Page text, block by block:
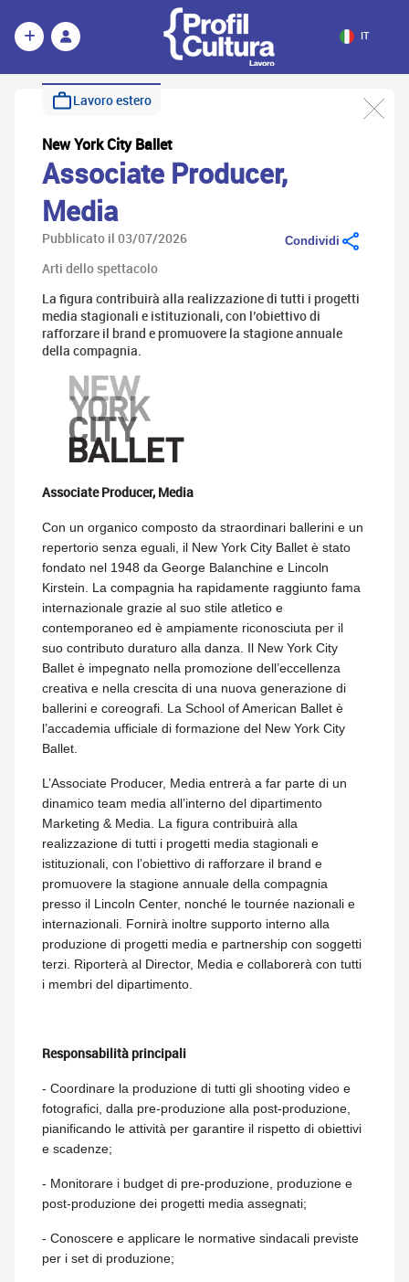
IT
Lavoro estero
New York City Ballet
Associate Producer,
Media
Pubblicato il 03/07/2026
Arti dello spettacolo
Condividi
La figura contribuirà alla realizzazione di tutti i progetti
media stagionali e istituzionali, con l’obiettivo di
rafforzare il brand e promuovere la stagione annuale
della compagnia.
Associate Producer, Media
Con un organico composto da straordinari ballerini e un
repertorio senza eguali, il New York City Ballet è stato
fondato nel 1948 da George Balanchine e Lincoln
Kirstein. La compagnia ha rapidamente raggiunto fama
internazionale grazie al suo stile atletico e
contemporaneo ed è ampiamente riconosciuta per il
suo contributo duraturo alla danza. Il New York City
Ballet è impegnato nella promozione dell’eccellenza
creativa e nella crescita di una nuova generazione di
ballerini e coreografi. La School of American Ballet è
l’accademia ufficiale di formazione del New York City
Ballet.
L’Associate Producer, Media entrerà a far parte di un
dinamico team media all’interno del dipartimento
Marketing & Media. La figura contribuirà alla
realizzazione di tutti i progetti media stagionali e
istituzionali, con l’obiettivo di rafforzare il brand e
promuovere la stagione annuale della compagnia
presso il Lincoln Center, nonché le tournée nazionali e
internazionali. Fornirà inoltre supporto interno alla
produzione di progetti media e partnership con soggetti
terzi. Riporterà al Director, Media e collaborerà con tutti
i membri del dipartimento.
Responsabilità principali
- Coordinare la produzione di tutti gli shooting video e
fotografici, dalla pre-produzione alla post-produzione,
pianificando le attività per garantire il rispetto di obiettivi
e scadenze;
- Monitorare i budget di pre-produzione, produzione e
post-produzione dei progetti media assegnati;
- Conoscere e applicare le normative sindacali previste
per i set di produzione;